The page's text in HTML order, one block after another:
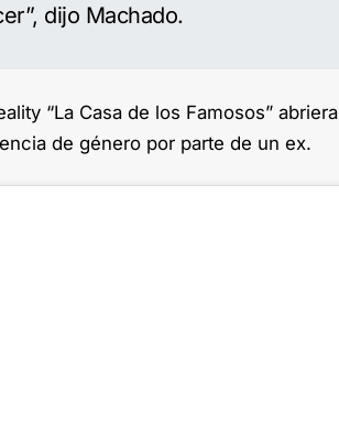
dijo Machado.
“La Casa de los Famosos” abriera
de género por parte de un ex.